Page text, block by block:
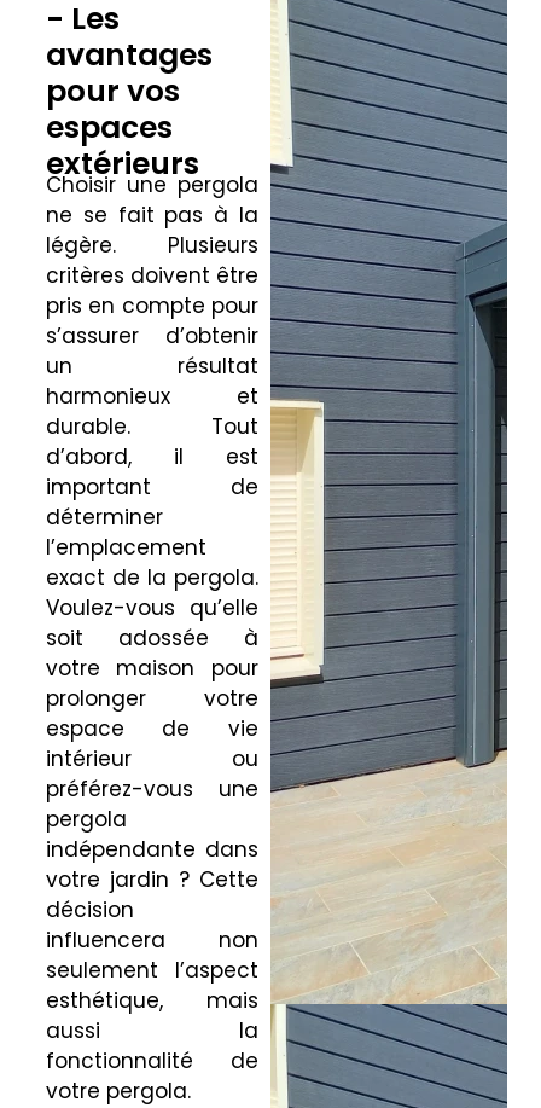
- Les
avantages
pour vos
espaces
extérieurs
Choisir une pergola
ne se fait pas à la
légère. Plusieurs
critères doivent être
pris en compte pour
s’assurer d’obtenir
un résultat
harmonieux et
durable. Tout
d’abord, il est
important de
déterminer
l’emplacement
exact de la pergola.
Voulez-vous qu’elle
soit adossée à
votre maison pour
prolonger votre
espace de vie
intérieur ou
préférez-vous une
pergola
indépendante dans
votre jardin ? Cette
décision
influencera non
seulement l’aspect
esthétique, mais
aussi la
fonctionnalité de
votre pergola.